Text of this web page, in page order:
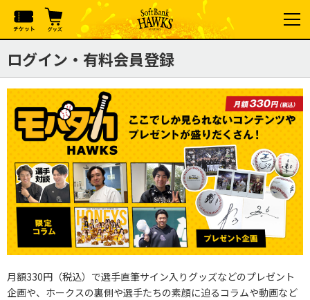
ログイン・有料会員登録
月額330円（税込）で選手直筆サイン入りグッズなどのプレゼント
企画や、ホークスの裏側や選手たちの素顔に迫るコラムや動画など